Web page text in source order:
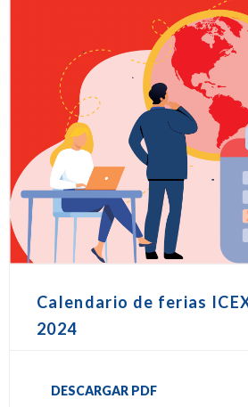
Calendario de ferias
2024
DESCARGAR PDF